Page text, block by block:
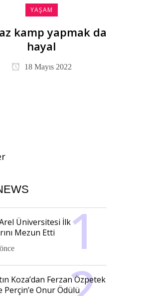
YAŞAM
kamp yapmak da
hayal
18 Mayıs 2022
Üniversitesi İlk
Mezun Etti
Koza’dan Ferzan Özpetek
Perçin’e Onur Ödülü